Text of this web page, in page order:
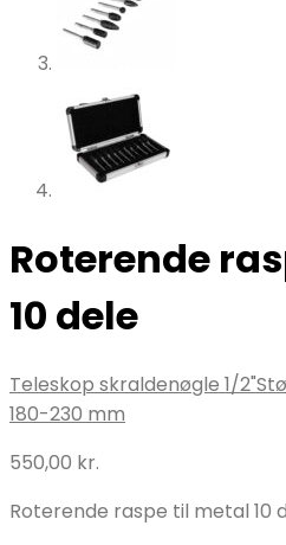
Roterende
10 dele
Teleskop skraldenøgle 1/2"
180-230 mm
550,00 kr.
Roterende raspe til metal 10